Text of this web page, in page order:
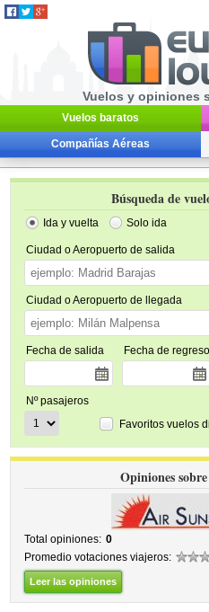
Vuelos y opiniones
Vuelos baratos
Compañías Aéreas
Búsqueda de
Ida y vuelta Solo ida
Ciudad o Aeropuerto de salida
Ciudad o Aeropuerto de llegada
Fecha de salida Fecha de regreso
Nº pasajeros
Favoritos vuelos
Opiniones
Total opiniones: 0
Promedio votaciones viajeros:
Leer las opiniones